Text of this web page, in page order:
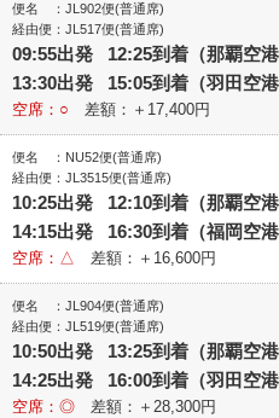
便名 ：JL902便(普通席)
経由便：JL517便(普通席)
09:55出発 12:25到着（那覇空港
13:30出発 15:05到着（羽田空港
空席：○ 差額：＋17,400円
便名 ：NU52便(普通席)
経由便：JL3515便(普通席)
10:25出発 12:10到着（那覇空港
14:15出発 16:30到着（福岡空港
空席：△ 差額：＋16,600円
便名 ：JL904便(普通席)
経由便：JL519便(普通席)
10:50出発 13:25到着（那覇空港
14:25出発 16:00到着（羽田空港
空席：◎ 差額：＋28,300円